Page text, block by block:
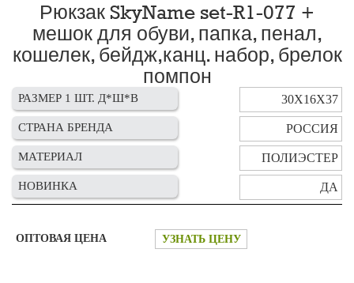
Рюкзак SkyName set-R1-077 +
мешок для обуви, папка, пенал,
кошелек, бейдж,канц. набор, брелок
помпон
РАЗМЕР 1 ШТ. Д*Ш*В 30Х16Х37
СТРАНА БРЕНДА РОССИЯ
МАТЕРИАЛ ПОЛИЭСТЕР
НОВИНКА ДА
ОПТОВАЯ ЦЕНА УЗНАТЬ ЦЕНУ